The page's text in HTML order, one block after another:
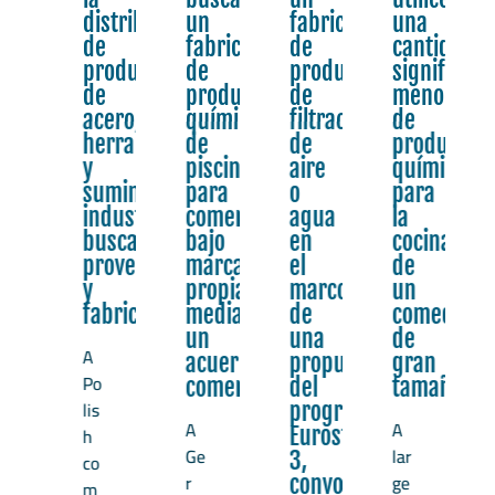
distribución
de
productos
de
acero,
herramientas
y
suministros
industriales
busca
proveedores
y
fabricantes
A
Po
lis
h
co
un
fabricante
de
productos
químicos
de
piscinas
para
comercializarlos
bajo
marca
propia
mediante
un
acuerdo
comercial.
A
Ge
r
fabricante
de
productos
de
filtración
de
aire
o
agua
en
el
marco
de
una
propuesta
del
programa
Eurostars
3,
convocatoria
una
cantidad
menor
de
productos
químicos
para
la
cocina
de
un
comedor
de
gran
tamaño.
A
lar
ge